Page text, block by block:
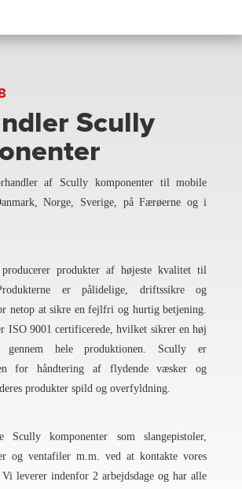
Scully
af Scully komponenter til mobile
Norge, Sverige, på Færøerne og i
producerer produkter af højeste kvalitet til
er pålidelige, driftssikre og
netop at sikre en fejlfri og hurtig betjening.
ISO 9001 certificerede, hvilket sikrer en høj
gennem hele produktionen. Scully er
for håndtering af flydende væsker og
produkter spild og overfyldning.
Scully komponenter som slangepistoler,
og ventafiler m.m. ved at kontakte vores
Vi leverer indenfor 2 arbejdsdage og har alle